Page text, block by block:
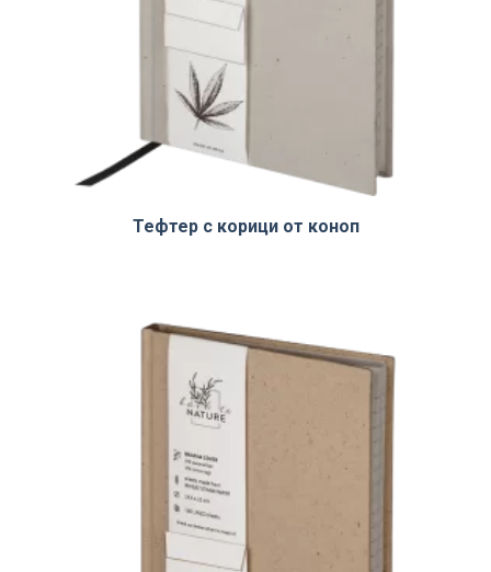
Тефтер с корици от коноп